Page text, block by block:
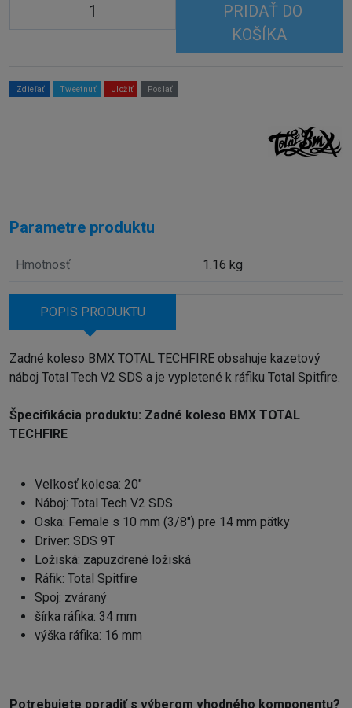
PRIDAŤ DO
KOŠÍKA
Zdieľať Tweetnuť Uložiť Poslať
Parametre produktu
Hmotnosť 1.16 kg
POPIS PRODUKTU
Zadné koleso BMX TOTAL TECHFIRE obsahuje kazetový
náboj Total Tech V2 SDS a je vypletené k ráfiku Total Spitfire.
Špecifikácia produktu: Zadné koleso BMX TOTAL
TECHFIRE
Veľkosť kolesa: 20"
Náboj: Total Tech V2 SDS
Oska: Female s 10 mm (3/8") pre 14 mm pätky
Driver: SDS 9T
Ložiská: zapuzdrené ložiská
Ráfik: Total Spitfire
Spoj: zváraný
šírka ráfika: 34 mm
výška ráfika: 16 mm
Potrebujete poradiť s výberom vhodného komponentu?